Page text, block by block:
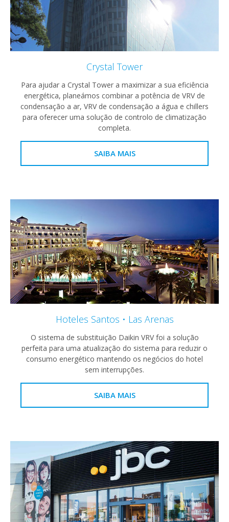
Crystal Tower
Para ajudar a Crystal Tower a maximizar a sua eficiência
energética, planeámos combinar a potência de VRV de
condensação a ar, VRV de condensação a água e chillers
para oferecer uma solução de controlo de climatização
completa.
SAIBA MAIS
Hoteles Santos • Las Arenas
O sistema de substituição Daikin VRV foi a solução
perfeita para uma atualização do sistema para reduzir o
consumo energético mantendo os negócios do hotel
sem interrupções.
SAIBA MAIS